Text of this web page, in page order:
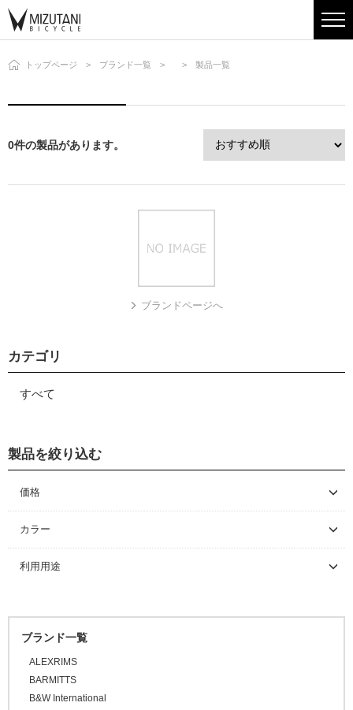
トップページ ブランド一覧 製品一覧
0件の製品があります。
ブランドページへ
カテゴリ
すべて
製品を絞り込む
価格
～ \5,000
\5,001 ～ 10,000
\10,001 ～ 20,000
\30,001 ～ 50,000
\50,001 ～
カラー
利用用途
ブランド一覧
ALEXRIMS
BARMITTS
B&W International